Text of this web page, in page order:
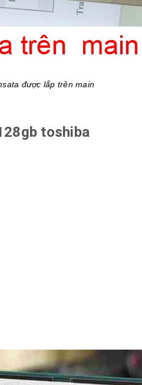
được lắp trên main
toshiba